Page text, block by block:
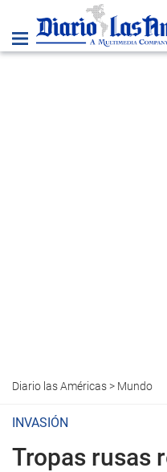
Diario las Américas> Mundo
INVASIÓN
Tropas rusas